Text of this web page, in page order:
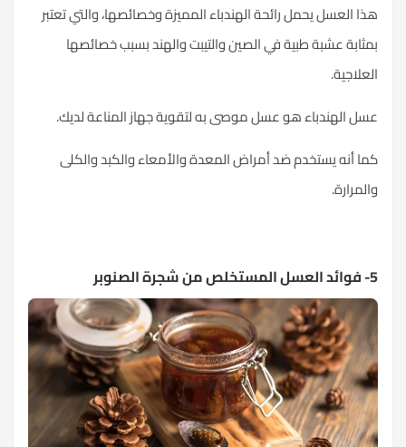
هذا العسل يحمل رائحة الهندباء المميزة وخصائصها، والتي تعتبر
بمثابة عشبة طبية في الصين والتيبت والهند بسبب خصائصها
العلاجية.
عسل الهندباء هو عسل موصى به لتقوية جهاز المناعة لديك.
كما أنه يستخدم ضد أمراض المعدة والأمعاء والكبد والكلى
والمرارة.
5- فوائد العسل المستخلص من شجرة الصنوبر